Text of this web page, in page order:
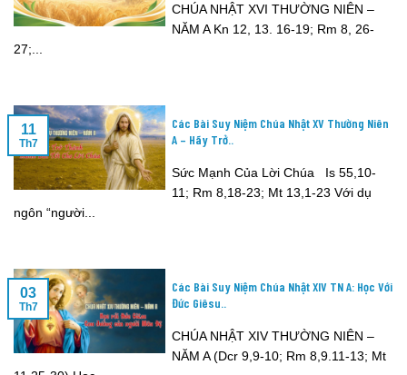
CHÚA NHẬT XVI THƯỜNG NIÊN –
NĂM A Kn 12, 13. 16-19; Rm 8, 26-
27;...
Các Bài Suy Niệm Chúa Nhật XV Thường Niên
A – Hãy Trở..
Sức Mạnh Của Lời Chúa Is 55,10-
11; Rm 8,18-23; Mt 13,1-23 Với dụ
ngôn “người...
11
Th7
Các Bài Suy Niệm Chúa Nhật XIV TN A: Học Với
Đức Giêsu..
CHÚA NHẬT XIV THƯỜNG NIÊN –
NĂM A (Dcr 9,9-10; Rm 8,9.11-13; Mt
03
Th7